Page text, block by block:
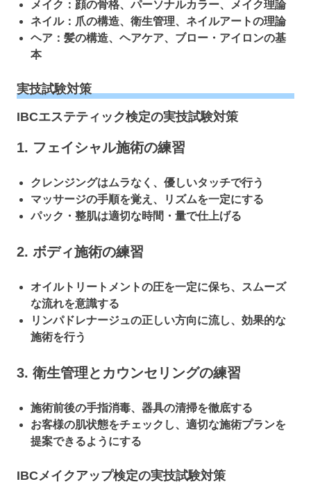
メイク：顔の骨格、パーソナルカラー、メイク理論
ネイル：爪の構造、衛生管理、ネイルアートの理論
ヘア：髪の構造、ヘアケア、ブロー・アイロンの基
本
実技試験対策
IBCエステティック検定の実技試験対策
1. フェイシャル施術の練習
クレンジングはムラなく、優しいタッチで行う
マッサージの手順を覚え、リズムを一定にする
パック・整肌は適切な時間・量で仕上げる
2. ボディ施術の練習
オイルトリートメントの圧を一定に保ち、スムーズ
な流れを意識する
リンパドレナージュの正しい方向に流し、効果的な
施術を行う
3. 衛生管理とカウンセリングの練習
施術前後の手指消毒、器具の清掃を徹底する
お客様の肌状態をチェックし、適切な施術プランを
提案できるようにする
IBCメイクアップ検定の実技試験対策